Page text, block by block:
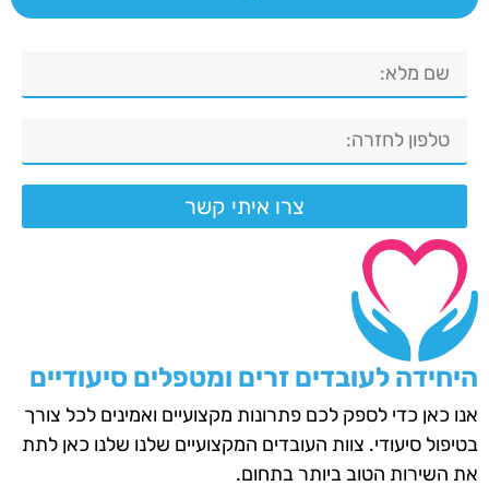
צרו איתי קשר
היחידה לעובדים זרים ומטפלים סיעודיים
אנו כאן כדי לספק לכם פתרונות מקצועיים ואמינים לכל צורך
בטיפול סיעודי. צוות העובדים המקצועיים שלנו שלנו כאן לתת
את השירות הטוב ביותר בתחום.